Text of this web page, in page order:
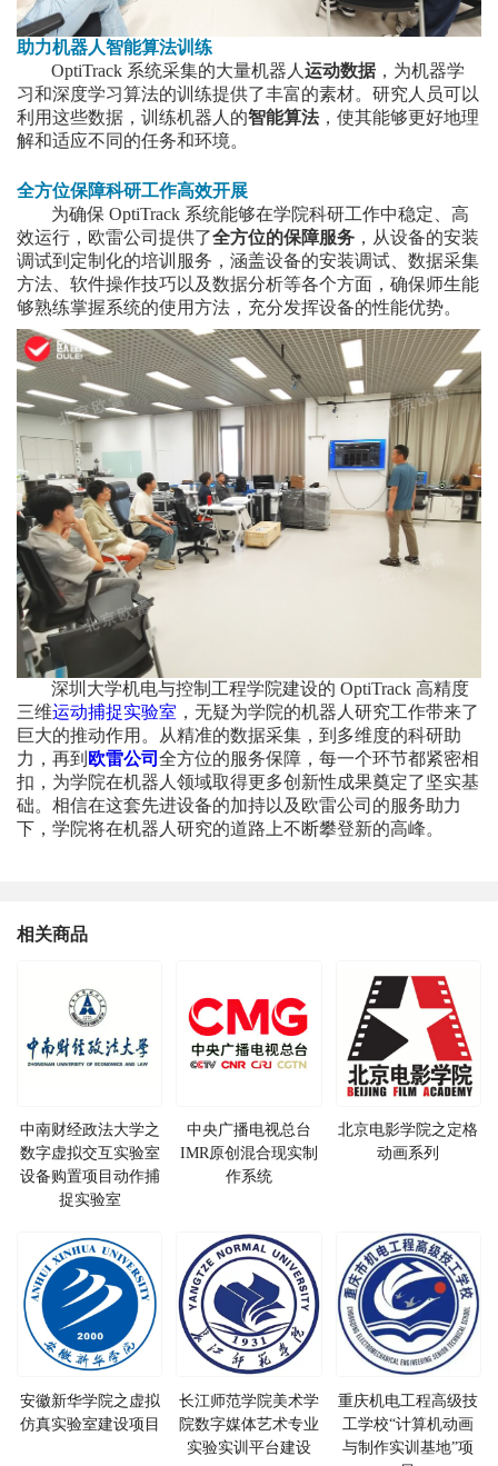
助力机器人智能算法训练
OptiTrack 系统采集的大量机器人运动数据，为机器学
习和深度学习算法的训练提供了丰富的素材。研究人员可以
利用这些数据，训练机器人的智能算法，使其能够更好地理
解和适应不同的任务和环境。
全方位保障科研工作高效开展
为确保 OptiTrack 系统能够在学院科研工作中稳定、高
效运行，欧雷公司提供了全方位的保障服务，从设备的安装
调试到定制化的培训服务，涵盖设备的安装调试、数据采集
方法、软件操作技巧以及数据分析等各个方面，确保师生能
够熟练掌握系统的使用方法，充分发挥设备的性能优势。
深圳大学机电与控制工程学院建设的 OptiTrack 高精度
三维运动捕捉实验室 ，无疑为学院的机器人研究工作带来了
巨大的推动作用。从精准的数据采集，到多维度的科研助
力，再到 欧雷公司 全方位的服务保障，每一个环节都紧密相
扣，为学院在机器人领域取得更多创新性成果奠定了坚实基
础。相信在这套先进设备的加持以及欧雷公司的服务助力
下，学院将在机器人研究的道路上不断攀登新的高峰。
相关商品
中南财经政法大学之
数字虚拟交互实验室
设备购置项目动作捕
捉实验室
中央广播电视总台
IMR原创混合现实制
作系统
北京电影学院之定格
动画系列
安徽新华学院之虚拟
仿真实验室建设项目
长江师范学院美术学
院数字媒体艺术专业
实验实训平台建设
重庆机电工程高级技
工学校“计算机动画
与制作实训基地”项